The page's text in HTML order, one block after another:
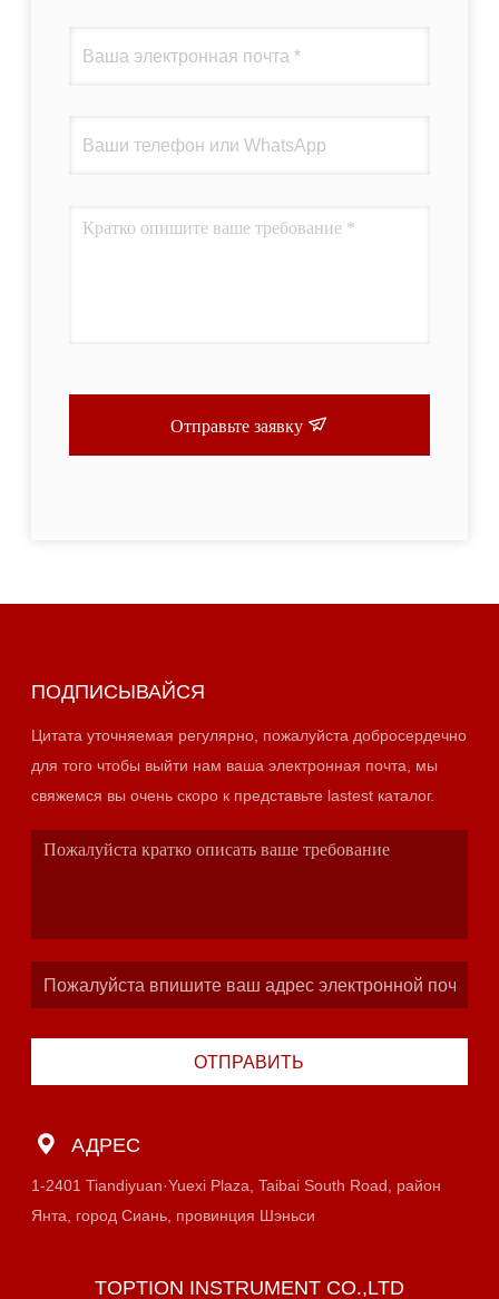
Отправьте заявку
ПОДПИСЫВАЙСЯ
Цитата уточняемая регулярно, пожалуйста добросердечно
для того чтобы выйти нам ваша электронная почта, мы
свяжемся вы очень скоро к представьте lastest каталог.
ОТПРАВИТЬ
АДРЕС
1-2401 Tiandiyuan·Yuexi Plaza, Taibai South Road, район
Янта, город Сиань, провинция Шэньси
TOPTION INSTRUMENT CO.,LTD